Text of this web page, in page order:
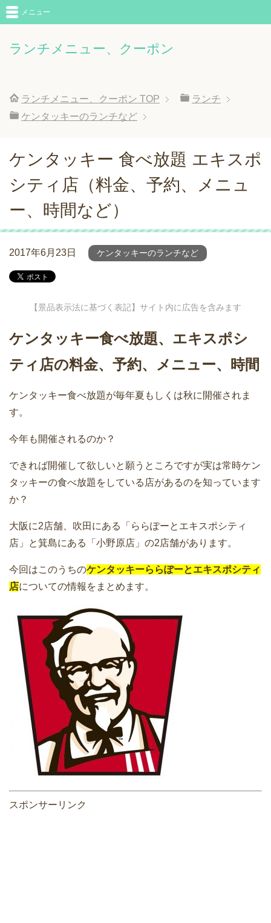
ランチメニュー、クーポン
メニュー
ランチメニュー、クーポン TOP
ランチ
ケンタッキーのランチなど
ケンタッキー 食べ放題 エキスポ
シティ店（料金、予約、メニュ
ー、時間など）
2017年6月23日 ケンタッキーのランチなど
【景品表示法に基づく表記】サイト内に広告を含みます
ケンタッキー食べ放題、エキスポシ
ティ店の料金、予約、メニュー、時間
ケンタッキー食べ放題が毎年夏もしくは秋に開催されま
す。
今年も開催されるのか？
できれば開催して欲しいと願うところですが実は常時ケン
タッキーの食べ放題をしている店があるのを知っています
か？
大阪に2店舗、吹田にある「ららぽーとエキスポシティ
店」と箕島にある「小野原店」の2店舗があります。
今回はこのうちのケンタッキーららぽーとエキスポシティ
店についての情報をまとめます。
スポンサーリンク